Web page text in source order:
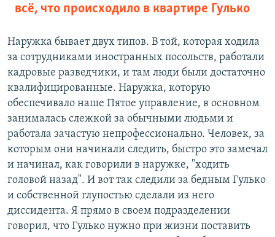
всё, что происходило в квартире Гулько
Наружка бывает двух типов. В той, которая ходила
за сотрудниками иностранных посольств, работали
кадровые разведчики, и там люди были достаточно
квалифицированные. Наружка, которую
обеспечивало наше Пятое управление, в основном
занималась слежкой за обычными людьми и
работала зачастую непрофессионально. Человек, за
которым они начинали следить, быстро это замечал
и начинал, как говорили в наружке, "ходить
головой назад". И вот так следили за бедным Гулько
и собственной глупостью сделали из него
диссидента. Я прямо в своем подразделении
говорил, что Гулько нужно при жизни поставить